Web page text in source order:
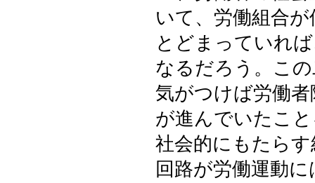
いて、労働組合
とどまっていれ
なるだろう。こ
気がつけば労働
が進んでいたこ
社会的にもたら
回路が労働運動